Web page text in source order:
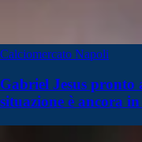
Calciomercato Napoli
Gabriel Jesus pronto
situazione è ancora